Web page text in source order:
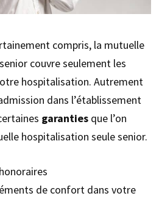
compris, la mutuelle
couvre seulement les
hospitalisation. Autrement
dans l’établissement
garantiesque l’on
hospitalisation seule senior.
de confort dans votre